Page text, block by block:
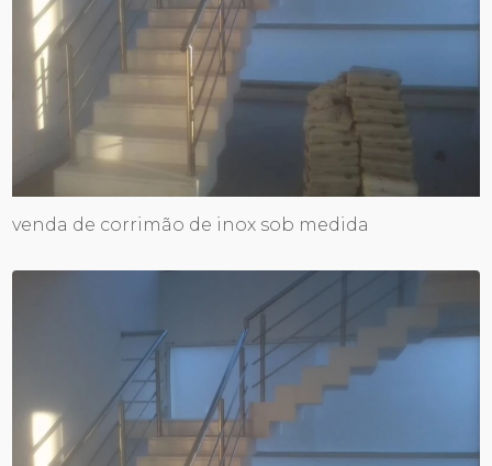
venda de corrimão de inox sob medida